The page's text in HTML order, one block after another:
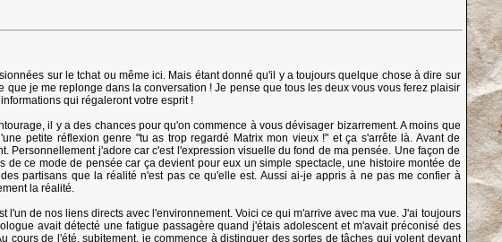
sur le tchat ou même ici. Mais étant donné qu'il y a toujours quelque chose à dire sur
je me replonge dans la conversation ! Je pense que tous les deux vous vous ferez plaisir
qui régaleront votre esprit !
il y a des chances pour qu'on commence à vous dévisager bizarrement. A moins que
petite réflexion genre "tu as trop regardé Matrix mon vieux !" et ça s'arrête là. Avant de
j'adore car c'est l'expression visuelle du fond de ma pensée. Une façon de
ce mode de pensée car ça devient pour eux un simple spectacle, une histoire montée de
partisans que la réalité n'est pas ce qu'elle est. Aussi ai-je appris à ne pas me confier à
la réalité.
l'un de nos liens directs avec l'environnement. Voici ce qui m'arrive avec ma vue. J'ai toujours
avait détecté une fatigue passagère quand j'étais adolescent et m'avait préconisé des
de l'été, subitement, je commence à distinguer des sortes de tâches qui volent devant